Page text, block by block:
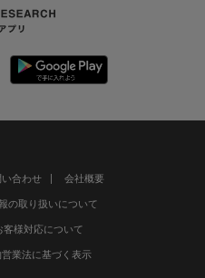
い合わせ 会社概要
の取り扱いについて
客様対応について
業法に基づく表示